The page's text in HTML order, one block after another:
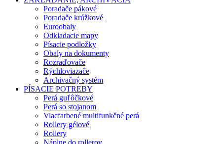
Poradače pákové
Poradače krúžkové
Euroobaly
Odkladacie mapy
Písacie podložky
Obaly na dokumenty
Rozraďovače
Rýchloviazače
Archivačný systém
PÍSACIE POTREBY
Perá guľôčkové
Perá so stojanom
Viacfarbené multifunkčné perá
Rollery gélové
Rollery
Náplne do rollerov